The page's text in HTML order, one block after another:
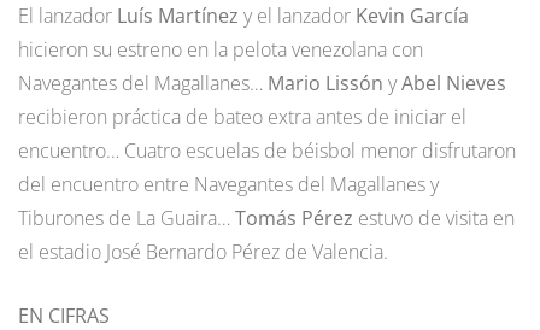
El lanzador Luís Martínez y el lanzador Kevin García
hicieron su estreno en la pelota venezolana con
Navegantes del Magallanes… Mario Lissón yAbel Nieves
recibieron práctica de bateo extra antes de iniciar el
encuentro… Cuatro escuelas de béisbol menor disfrutaron
del encuentro entre Navegantes del Magallanes y
Tiburones de La Guaira… Tomás Pérez estuvo de visita en
el estadio José Bernardo Pérez de Valencia.
EN CIFRAS